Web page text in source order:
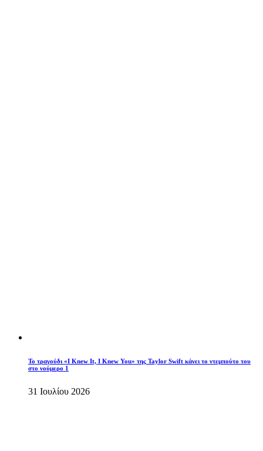
Το τραγούδι «I Knew It, I Knew You» της Taylor Swift κάνει το ντεμπούτο του
στο νούμερο 1
31 Ιουλίου 2026